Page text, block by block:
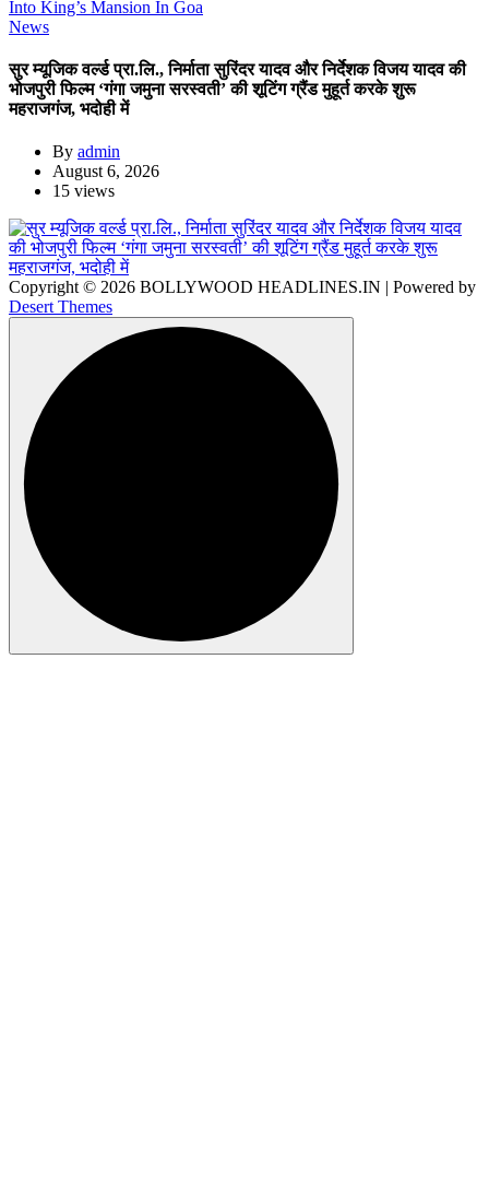
News
सुर म्यूजिक वर्ल्ड प्रा.लि., निर्माता सुरिंदर यादव और निर्देशक विजय यादव की
भोजपुरी फिल्म ‘गंगा जमुना सरस्वती’ की शूटिंग ग्रैंड मुहूर्त करके शुरू
महराजगंज, भदोही में
By admin
August 6, 2026
15 views
Copyright © 2026 BOLLYWOOD HEADLINES.IN | Powered by
Desert Themes